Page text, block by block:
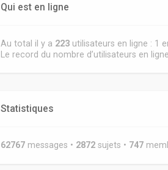
Qui est en ligne
Au total il y a 223 utilisateurs en ligne : 1
Le record du nombre d’utilisateurs en
Statistiques
62767 messages • 2872 sujets • 747